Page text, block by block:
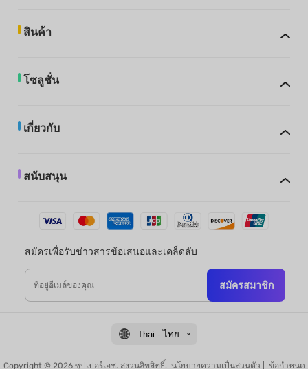
สินค้า
โซลูชั่น
เกี่ยวกับ
สนับสนุน
สมัครเพื่อรับข่าวสารข้อเสนอและเคล็ดลับ
สมัครสมาชิก
Thai - ไทย
Copyright © 2026 ซุปเปอร์เอซ. สงวนลิขสิทธิ์. นโยบายความเป็นส่วนตัว ข้อกำหนด